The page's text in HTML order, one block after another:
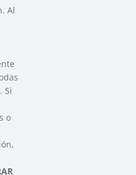
a las redes
en Euskadi
– 48009 Bilbao
230
Al
Si
o